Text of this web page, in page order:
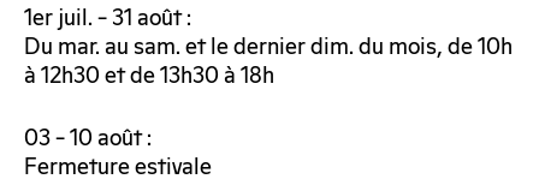
1er juil. – 31 août :
Du mar. au sam. et le dernier dim. du mois, de 10h
à 12h30 et de 13h30 à 18h
03 – 10 août :
Fermeture estivale